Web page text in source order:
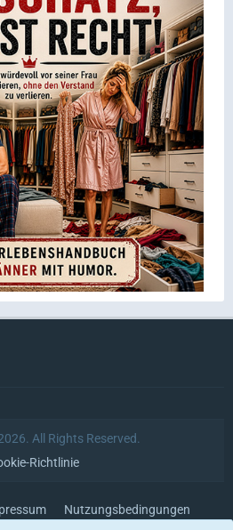
All Rights Reserved.
Richtlinie
Nutzungsbedingungen